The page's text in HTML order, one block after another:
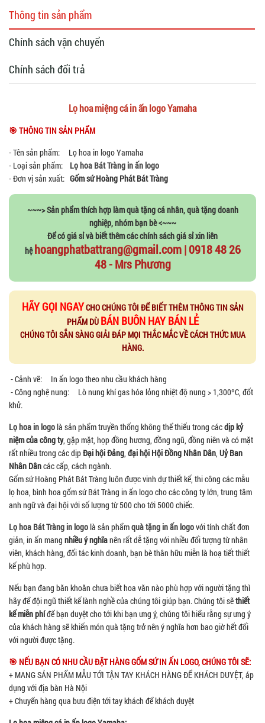
Thông tin sản phẩm
Chính sách vận chuyển
Chính sách đổi trả
Lọ hoa miệng cá in ấn logo Yamaha
🎯 THÔNG TIN SẢN PHẨM
- Tên sản phẩm: Lọ hoa in logo Yamaha
- Loại sản phẩm:
Lọ hoa Bát Tràng in ấn logo
- Đơn vị sản xuất: Gốm sứ Hoàng Phát Bát Tràng
~~~> Sản phẩm thích hợp làm quà tặng cá nhân, quà tặng doanh
nghiệp, nhóm bạn bè <~~~
Để có giá sỉ và biết thêm các chính sách giá sỉ xin liên
hệ hoangphatbattrang@gmail.com | 0918 48 26
48 - Mrs Phương
HÃY GỌI NGAYCHO CHÚNG TÔI ĐỂ BIẾT THÊM THÔNG TIN SẢN
PHẨM DÙ BÁN BUÔN HAY BÁN LẺ
CHÚNG TÔI SẴN SÀNG GIẢI ĐÁP MỌI THẮC MẮC VỀ CÁCH THỨC MUA
HÀNG.
- Cảnh vẽ: In ấn logo theo nhu cầu khách hàng
- Công nghệ nung: Lò nung khí gas hóa lỏng nhiệt độ nung > 1,300ºC, đốt
khử.
Lọ hoa in logolà sản phẩm truyền thống không thể thiếu trong cácdịp kỷ
niệm của công ty, gặp mặt, họp đồng hương, đồng ngũ, đồng niên và có mặt
rất nhiều trong các dịpĐại hội Đảng, đại hội Hội Đồng Nhân Dân, Uỷ Ban
Nhân Dâncác cấp, cách ngành.
Gốm sứ Hoàng Phát Bát Tràng luôn được vinh dự thiết kế, thi công các mẫu
lọ hoa, bình hoa gốm sứ Bát Tràng in ấn logo cho các công ty lớn, trung tâm
anh ngữ và đại hội với số lượng từ 500 cho tới 5000 chiếc.
Lọ hoa Bát Tràng in logolà sản phẩmquà tặng in ấn logovới tính chất đơn
giản, in ấn mang nhiều ý nghĩanên rất dễ tặng với nhiều đối tượng từ nhân
viên, khách hàng, đối tác kinh doanh, bạn bè thân hữu miễn là hoạ tiết thiết
kế phù hợp.
Nếu bạn đang băn khoăn chưa biết hoa văn nào phù hợp với người tặng thì
hãy để đội ngũ thiết kế lành nghề của chúng tôi giúp bạn. Chúng tôi sẽthiết
kế miễn phíđể bạn duyệt cho tới khi bạn ưng ý, chúng tôi hiểu rằng sự ưng ý
của khách hàng sẽ khiến món quà tặng trở nên ý nghĩa hơn bao giờ hết đối
với người được tặng.
🎯 NẾU BẠN CÓ NHU CẦU ĐẶT HÀNG GỐM SỨ IN ẤN LOGO, CHÚNG TÔI SẼ:
+ MANG SẢN PHẨM MẪU TỚI TẬN TAY KHÁCH HÀNG ĐỂ KHÁCH DUYỆT, áp
dụng với địa bàn Hà Nội
+ Chuyển hàng qua bưu điện tới tay khách để khách duyệt